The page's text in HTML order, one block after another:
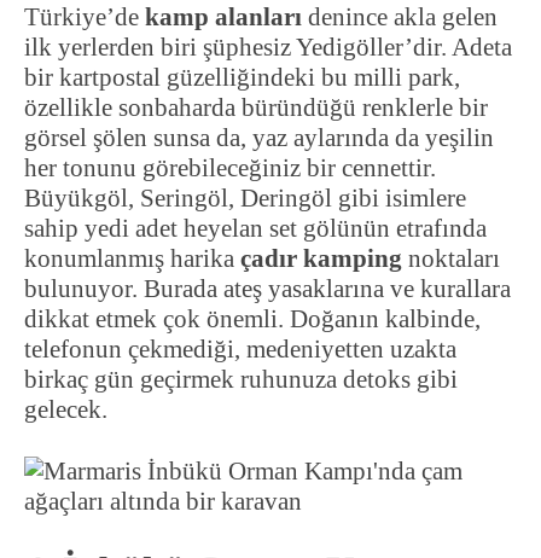
Türkiye’de kamp alanları denince akla gelen
ilk yerlerden biri şüphesiz Yedigöller’dir. Adeta
bir kartpostal güzelliğindeki bu milli park,
özellikle sonbaharda büründüğü renklerle bir
görsel şölen sunsa da, yaz aylarında da yeşilin
her tonunu görebileceğiniz bir cennettir.
Büyükgöl, Seringöl, Deringöl gibi isimlere
sahip yedi adet heyelan set gölünün etrafında
konumlanmış harika çadır kamping noktaları
bulunuyor. Burada ateş yasaklarına ve kurallara
dikkat etmek çok önemli. Doğanın kalbinde,
telefonun çekmediği, medeniyetten uzakta
birkaç gün geçirmek ruhunuza detoks gibi
gelecek.